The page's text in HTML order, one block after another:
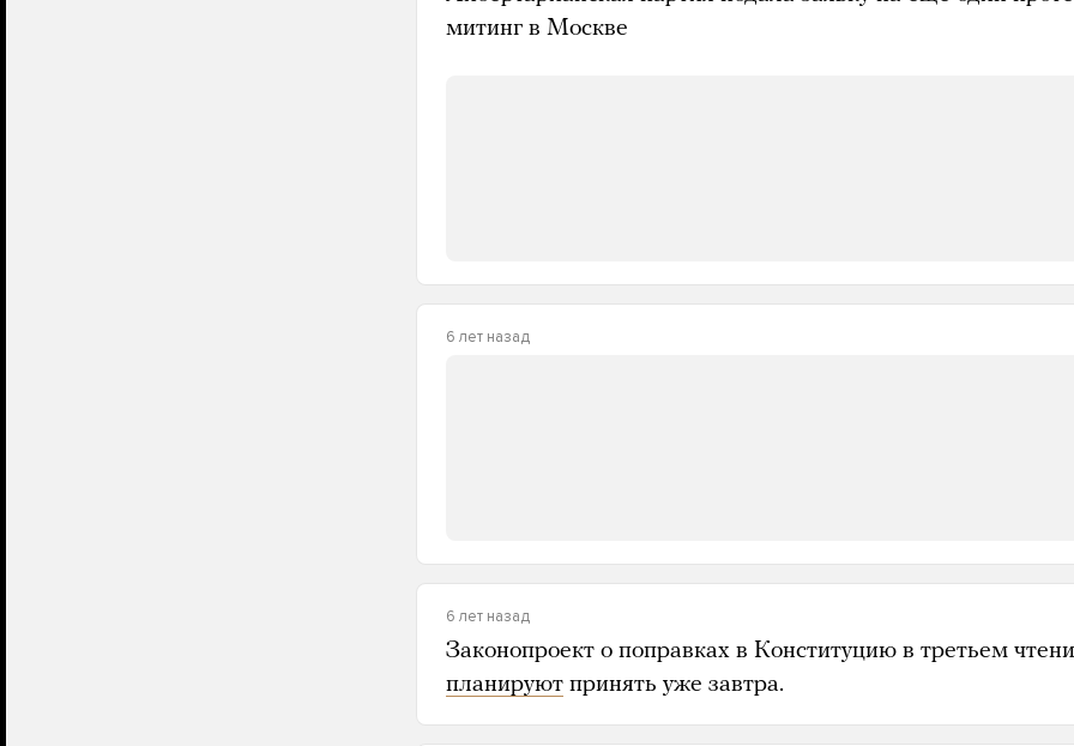
митинг в Москве
6 лет назад
6 лет назад
Законопроект о поправках в Конституцию в третьем
планируют принять уже завтра.